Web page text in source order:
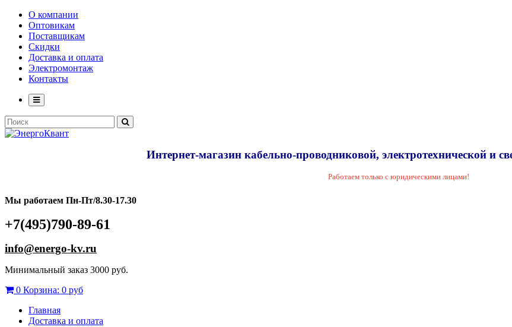
О компании
Оптовикам
Поставщикам
Скидки
Доставка и оплата
Электромонтаж
Контакты
Интернет-магазин кабельно-проводниковой, электротехнической и
Работаем только с юридическими лицами!
Мы работаем Пн-Пт/8.30-17.30
+7(495)790-89-61
info@energo-kv.ru
Минимальный заказ 3000 руб.
0 Корзина: 0 руб
Главная
Доставка и оплата